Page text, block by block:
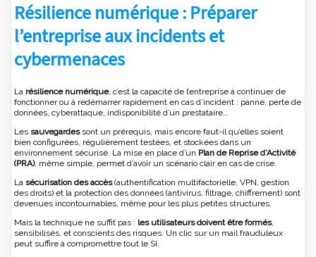
Résilience numérique : Préparer
l’entreprise aux incidents et
cybermenaces
La résilience numérique, c’est la capacité de l’entreprise à continuer de
fonctionner ou à redémarrer rapidement en cas d’incident : panne, perte de
données, cyberattaque, indisponibilité d’un prestataire…
Les sauvegardessont un prérequis, mais encore faut-il qu’elles soient
bien configurées, régulièrement testées, et stockées dans un
environnement sécurisé. La mise en place d’un Plan de Reprise d’Activité
(PRA), même simple, permet d’avoir un scénario clair en cas de crise.
La sécurisation des accès(authentification multifactorielle, VPN, gestion
des droits) et la protection des données (antivirus, filtrage, chiffrement) sont
devenues incontournables, même pour les plus petites structures.
Mais la technique ne suffit pas : les utilisateurs doivent être formés,
sensibilisés, et conscients des risques. Un clic sur un mail frauduleux
peut suffire à compromettre tout le SI.